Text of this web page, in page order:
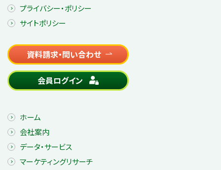
プライバシー・ポリシー
サイトポリシー
資料請求・問い合わせ
会員ログイン
ホーム
会社案内
データ・サービス
マーケティングリサーチ